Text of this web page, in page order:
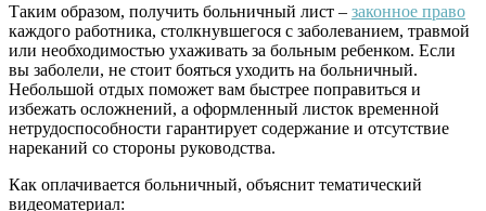
Таким образом, получить больничный лист – законное право
каждого работника, столкнувшегося с заболеванием, травмой
или необходимостью ухаживать за больным ребенком. Если
вы заболели, не стоит бояться уходить на больничный.
Небольшой отдых поможет вам быстрее поправиться и
избежать осложнений, а оформленный листок временной
нетрудоспособности гарантирует содержание и отсутствие
нареканий со стороны руководства.
Как оплачивается больничный, объяснит тематический
видеоматериал: